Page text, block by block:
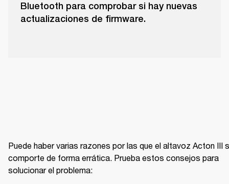
Bluetooth para comprobar si hay nuevas
actualizaciones de firmware.
Puede haber varias razones por las que el altavoz Acton III
comporte de forma errática. Prueba estos consejos para
solucionar el problema: